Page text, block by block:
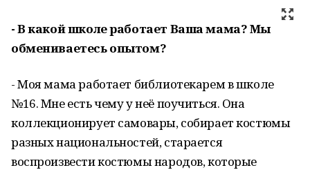
- В какой школе работает Ваша мама? Мы
обмениваетесь опытом?
- Моя мама работает библиотекарем в школе
№16. Мне есть чему у неё поучиться. Она
коллекционирует самовары, собирает костюмы
разных национальностей, старается
воспроизвести костюмы народов, которые